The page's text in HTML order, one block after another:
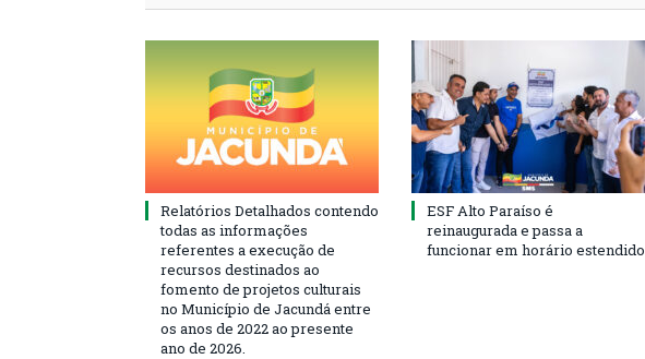
Relatórios Detalhados contendo
todas as informações
referentes a execução de
recursos destinados ao
fomento de projetos culturais
no Município de Jacundá entre
os anos de 2022 ao presente
ano de 2026.
ESF Alto Paraíso é
reinaugurada e passa a
funcionar em horário estendido